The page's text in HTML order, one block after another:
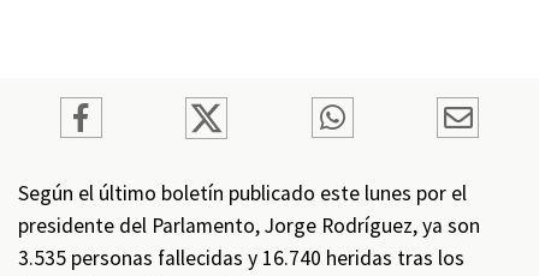
Según el último boletín publicado este lunes por el
presidente del Parlamento, Jorge Rodríguez, ya son
3.535 personas fallecidas y 16.740 heridas tras los